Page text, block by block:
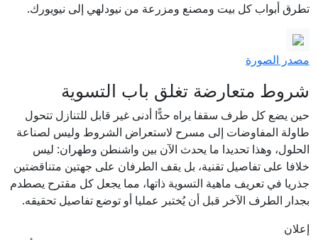
تطرق أبواب كل بيت ومصنع ومزرعة من نيودلهي إلى نيويورك.
مصدر الصورة
شروط متعارضة تغلق باب التسوية
حين يضع كل طرف سقفا يراه حدًّا أدنى غير قابل للتنازل تتحول
طاولة المفاوضات إلى مسرح لاستعراض الشروط وليس لصناعة
الحلول، وهذا تحديدا ما يحدث الآن بين واشنطن وطهران: ليس
خلافا على تفاصيل تقنية، بل يقف الطرفان على جهتين متناقضتين
جذريا في تعريف ماهية التسوية ذاتها، مما يجعل كل مقترح يصطدم
بجدار الطرف الآخر قبل أن يُختبر عمليا أو توضع تفاصيل تحقيقه.
إعلان